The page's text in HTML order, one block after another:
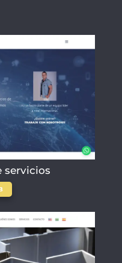
servicios